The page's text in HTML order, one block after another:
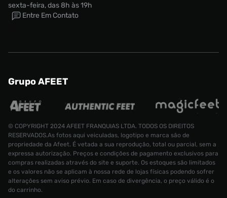
sexta-feira, das 8h às 19h
Entre Em Contato
Grupo AFEET
© COPYRIGHT 2024 AFEET FRANQUIAS LTDA. TODOS OS DIREITOS
RESERVADOS.As fotos aqui veiculadas, logotipo e marca são de
propriedade da Afeet. É vetada a sua reprodução, total ou parcial, sem a
expressa autorização. Preços e condições de pagamento exclusivos para
compras realizadas através do site e suporte. Os estoques são limitados
e os valores não se aplicam à nossa rede de lojas físicas podendo sofrer
alterações sem aviso prévio. Em caso de divergência, o preço válido é o
do carrinho.